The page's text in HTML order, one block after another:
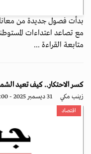
بدأت فصول جديدة من
مع تصاعد اعتداءات
متابعة القراءة ...
كسر الاحتكار.. كيف تعيد
زينب مكي 31 ديسمبر 2025 - 14:00
اقتصاد